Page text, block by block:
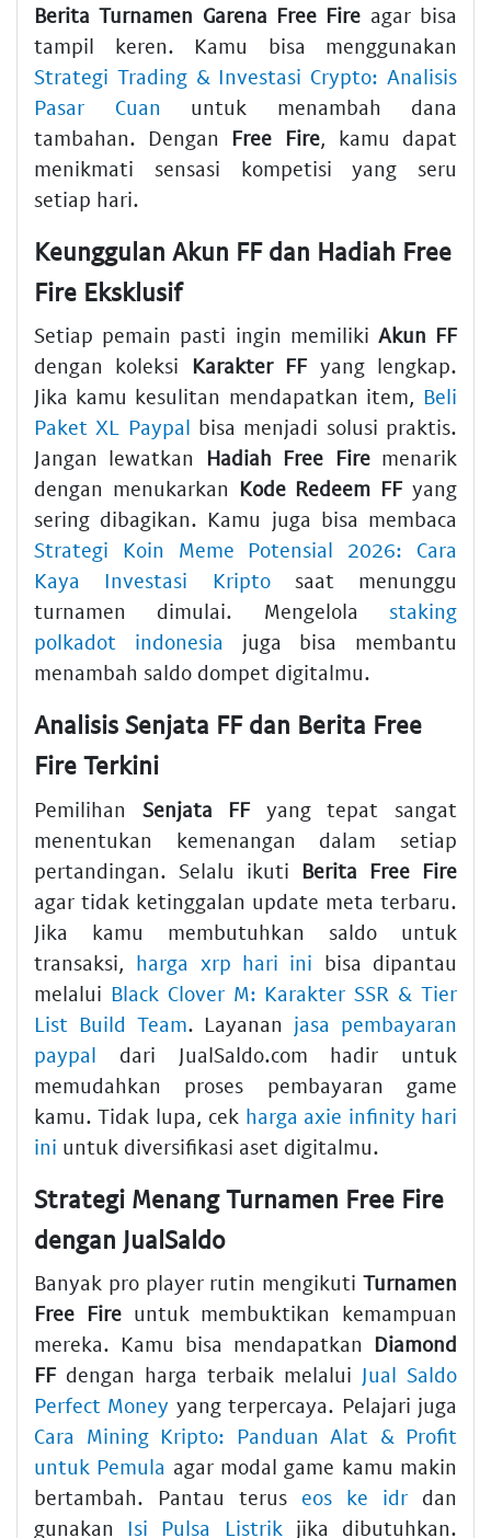
Berita Turnamen Garena Free Fire agar bisa
tampil keren. Kamu bisa menggunakan
Strategi Trading & Investasi Crypto: Analisis
Pasar Cuan untuk menambah dana
tambahan. Dengan Free Fire, kamu dapat
menikmati sensasi kompetisi yang seru
setiap hari.
Keunggulan Akun FF dan Hadiah Free
Fire Eksklusif
Setiap pemain pasti ingin memiliki Akun FF
dengan koleksi Karakter FFyang lengkap.
Jika kamu kesulitan mendapatkan item, Beli
Paket XL Paypal bisa menjadi solusi praktis.
Jangan lewatkan Hadiah Free Firemenarik
dengan menukarkan Kode Redeem FFyang
sering dibagikan. Kamu juga bisa membaca
Strategi Koin Meme Potensial 2026: Cara
Kaya Investasi Kriptosaat menunggu
turnamen dimulai. Mengelola staking
polkadot indonesia juga bisa membantu
menambah saldo dompet digitalmu.
Analisis Senjata FF dan Berita Free
Fire Terkini
Pemilihan Senjata FFyang tepat sangat
menentukan kemenangan dalam setiap
pertandingan. Selalu ikuti Berita Free Fire
agar tidak ketinggalan update meta terbaru.
Jika kamu membutuhkan saldo untuk
transaksi, harga xrp hari ini bisa dipantau
melalui Black Clover M: Karakter SSR & Tier
List Build Team. Layanan jasa pembayaran
paypal dari JualSaldo.com hadir untuk
memudahkan proses pembayaran game
kamu. Tidak lupa, cek harga axie infinity hari
ini untuk diversifikasi aset digitalmu.
Strategi Menang Turnamen Free Fire
dengan JualSaldo
Banyak pro player rutin mengikuti Turnamen
Free Fireuntuk membuktikan kemampuan
mereka. Kamu bisa mendapatkan Diamond
FFdengan harga terbaik melalui Jual Saldo
Perfect Money yang terpercaya. Pelajari juga
Cara Mining Kripto: Panduan Alat & Profit
untuk Pemula agar modal game kamu makin
bertambah. Pantau terus eos ke idr dan
gunakan Isi Pulsa Listrikjika dibutuhkan.